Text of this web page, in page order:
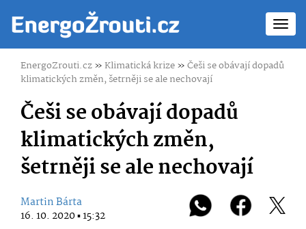
EnergoZrouti.cz»Klimatická krize»Češi se obávají dopadů
klimatických změn, šetrněji se ale nechovají
Češi se obávají dopadů
klimatických změn,
šetrněji se ale nechovají
Martin Bárta
16. 10. 2020 ▪ 15:32